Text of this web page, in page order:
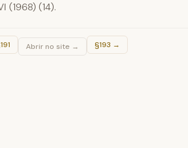
(1968) (14).
Abrir no site → §193 →